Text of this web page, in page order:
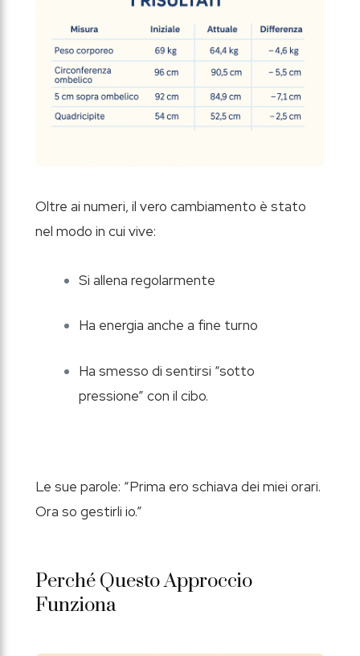
Oltre ai numeri, il vero cambiamento è stato
nel modo in cui vive:
Si allena regolarmente
Ha energia anche a fine turno
Ha smesso di sentirsi “sotto
pressione” con il cibo.
Le sue parole: “Prima ero schiava dei miei orari.
Ora so gestirli io.”
Perché Questo Approccio
Funziona